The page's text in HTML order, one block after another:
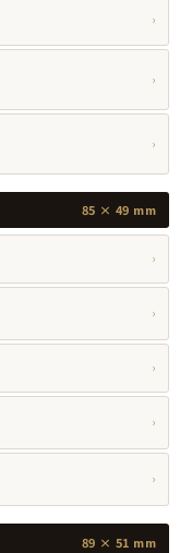
›
›
›
85 × 49 mm
›
›
›
›
›
89 × 51 mm